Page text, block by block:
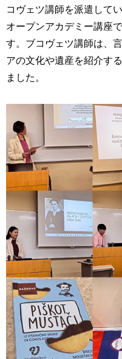
せ
通
ア
ク
サ
イ
ト
マ
プ
コヴェツ講師を派遣して
オープンアカデミー講座
す。ブコヴェツ講師は、
アの文化や遺産を紹介す
ました。